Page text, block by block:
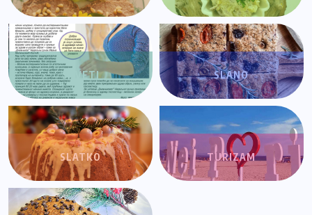
SAVETI SLANO
SLATKO TURIZAM